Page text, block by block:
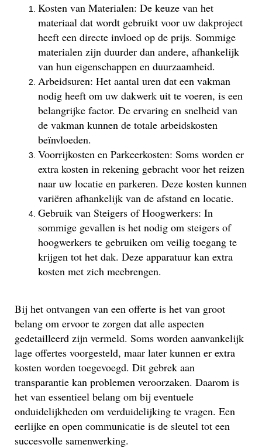
Kosten van Materialen: De keuze van het
materiaal dat wordt gebruikt voor uw dakproject
heeft een directe invloed op de prijs. Sommige
materialen zijn duurder dan andere, afhankelijk
van hun eigenschappen en duurzaamheid.
Arbeidsuren: Het aantal uren dat een vakman
nodig heeft om uw dakwerk uit te voeren, is een
belangrijke factor. De ervaring en snelheid van
de vakman kunnen de totale arbeidskosten
beïnvloeden.
Voorrijkosten en Parkeerkosten: Soms worden er
extra kosten in rekening gebracht voor het reizen
naar uw locatie en parkeren. Deze kosten kunnen
variëren afhankelijk van de afstand en locatie.
Gebruik van Steigers of Hoogwerkers: In
sommige gevallen is het nodig om steigers of
hoogwerkers te gebruiken om veilig toegang te
krijgen tot het dak. Deze apparatuur kan extra
kosten met zich meebrengen.
Bij het ontvangen van een offerte is het van groot
belang om ervoor te zorgen dat alle aspecten
gedetailleerd zijn vermeld. Soms worden aanvankelijk
lage offertes voorgesteld, maar later kunnen er extra
kosten worden toegevoegd. Dit gebrek aan
transparantie kan problemen veroorzaken. Daarom is
het van essentieel belang om bij eventuele
onduidelijkheden om verduidelijking te vragen. Een
eerlijke en open communicatie is de sleutel tot een
succesvolle samenwerking.